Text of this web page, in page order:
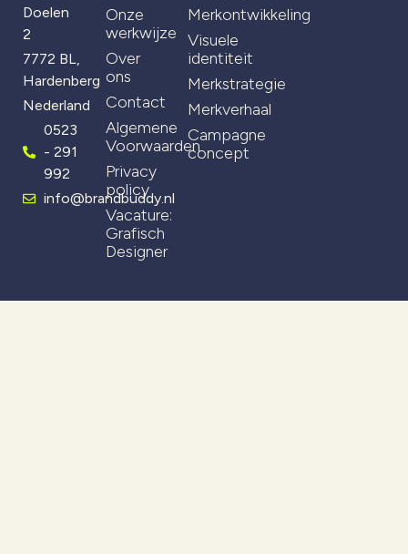
Doelen
2
7772 BL,
Hardenberg
Nederland
0523
- 291
992
info@brandbuddy.nl
Onze
werkwijze
Over
ons
Contact
Algemene
Voorwaarden
Privacy
policy
Vacature:
Grafisch
Designer
Merkontwikkeling
Visuele
identiteit
Merkstrategie
Merkverhaal
Campagne
concept